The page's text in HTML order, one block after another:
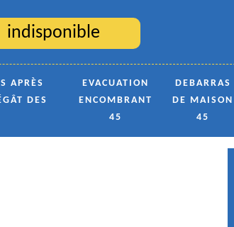
indisponible
APRÈS
DES
EVACUATION
ENCOMBRANT
45
DEBARRAS
DE MAISON
45